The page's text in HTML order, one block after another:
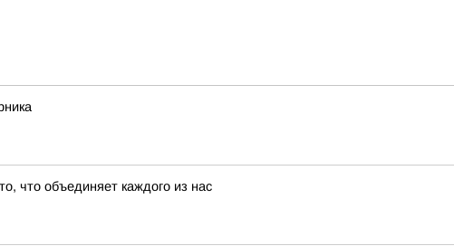
что объединяет каждого из нас